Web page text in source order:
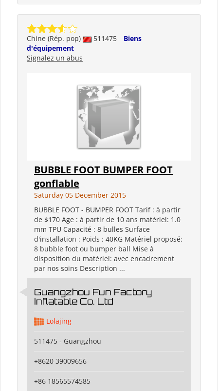
Chine (Rép. pop) 511475
Biens
d'équipement
Signalez un abus
BUBBLE FOOT BUMPER FOOT
gonflable
Saturday 05 December 2015
BUBBLE FOOT - BUMPER FOOT Tarif : à partir
de $170 Age : à partir de 10 ans matériel: 1.0
mm TPU Capacité : 8 bulles Surface
d'installation : Poids : 40KG Matériel proposé:
8 bubble foot ou bumper ball Mise à
disposition du matériel: avec encadrement
par nos soins Description ...
Guangzhou Fun Factory
Inflatable Co. Ltd
Lolajing
511475 - Guangzhou
+8620 39009656
+86 18565574585